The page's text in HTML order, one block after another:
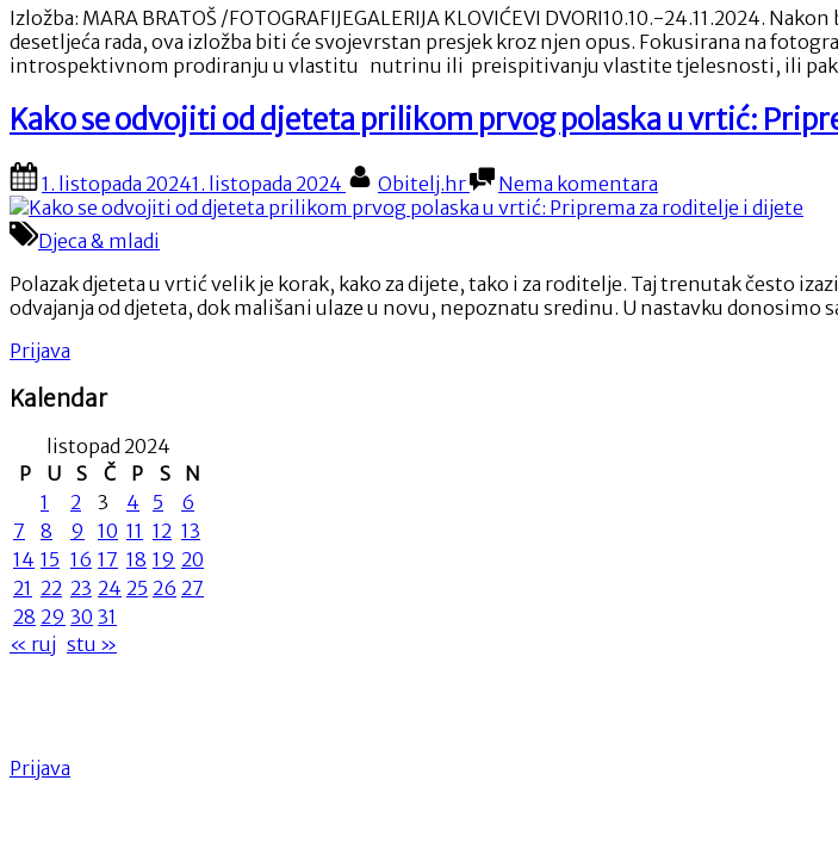
svijetu”
Mara
Bratoš
obilježit
retrospektivnom
Izložba: MARA BRATOŠ /FOTOGRAFIJEGALERIJA KLOVIĆEVI DVORI10.10.-24.11.2024.
desetljeća rada, ova izložba biti će svojevrstan presjek kroz njen opus. Fokusirana na
introspektivnom prodiranju u vlastitu nutrinu ili preispitivanju vlastite tjelesnosti, ili
Kako se odvojiti od djeteta prilikom prvog polaska u vrtić:
Posted
on
1. listopada 20241. listopada 2024 By
Obitelj.hr Nema komentara
Kako
se
djeteta
prilikom
Djeca & mladi
Polazak djeteta u vrtić velik je korak, kako za dijete, tako i za roditelje. Taj trenutak često
odvajanja od djeteta, dok mališani ulaze u novu, nepoznatu sredinu. U nastavku
Prijava
Kalendar
listopad 2024
P
U S Č P S
N
1
2 3 4 5
6
7
8 9 10 11 12 13
14 15 16 17 18 19 20
21 22 23 24 25 26 27
28 29 30 31
« ruj stu »
Prijava